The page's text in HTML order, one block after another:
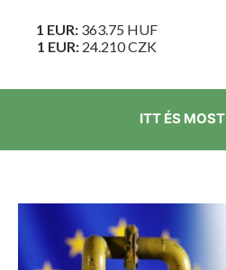
1 EUR: 363.75 HUF
1 EUR: 24.210CZK
ITT ÉS MOST